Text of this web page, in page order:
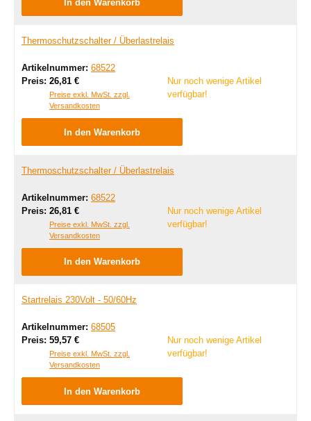
In den Warenkorb
Thermoschutzschalter / Überlastrelais
Artikelnummer: 68522
Preis: Regulärer Preis:
26,81 €
Preise exkl. MwSt. zzgl.
Versandkosten
Nur noch wenige Artikel
verfügbar!
In den Warenkorb
Thermoschutzschalter / Überlastrelais
Artikelnummer: 68522
Preis: Regulärer Preis:
26,81 €
Preise exkl. MwSt. zzgl.
Versandkosten
Nur noch wenige Artikel
verfügbar!
In den Warenkorb
Startrelais 230Volt - 50/60Hz
Artikelnummer: 68505
Preis: Regulärer Preis:
59,57 €
Preise exkl. MwSt. zzgl.
Versandkosten
Nur noch wenige Artikel
verfügbar!
In den Warenkorb